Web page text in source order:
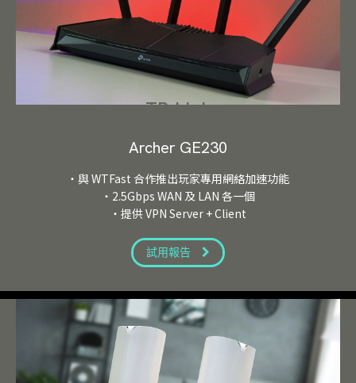
TP-Link
Archer GE230
・與 WTFast 合作推出玩家專用網絡加速功能
・2.5Gbps WAN 及 LAN 各一個
・提供 VPN Server + Client
試用報告